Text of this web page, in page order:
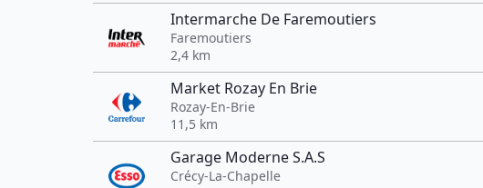
Intermarche De Faremoutiers
Faremoutiers
2,4 km
Market Rozay En Brie
Rozay-En-Brie
11,5 km
Garage Moderne S.A.S
Crécy-La-Chapelle